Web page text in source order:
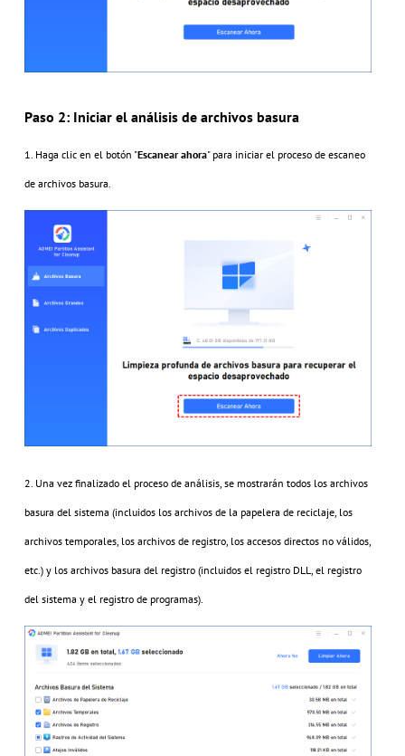
Paso 2: Iniciar el análisis de archivos basura
1. Haga clic en el botón "Escanear ahora" para iniciar el proceso de escaneo
de archivos basura.
2. Una vez finalizado el proceso de análisis, se mostrarán todos los archivos
basura del sistema (incluidos los archivos de la papelera de reciclaje, los
archivos temporales, los archivos de registro, los accesos directos no válidos,
etc.) y los archivos basura del registro (incluidos el registro DLL, el registro
del sistema y el registro de programas).